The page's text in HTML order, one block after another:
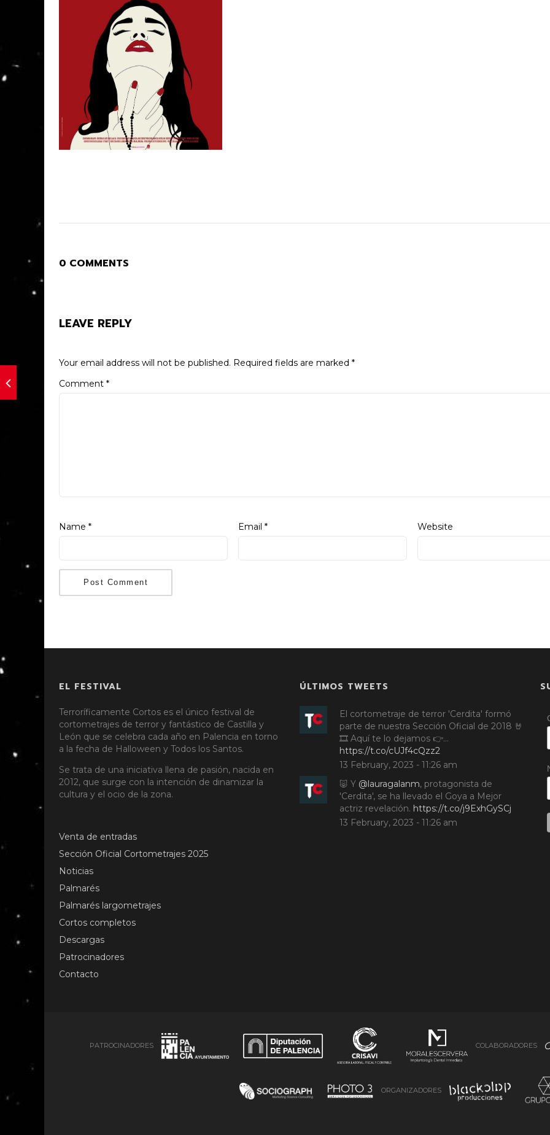
0 COMMENTS
LEAVE REPLY
Your email address will not be published. Required fields are marked *
Comment *
Name * Email* Website
EL FESTIVAL
Terroríficamente Cortos es el único festival de
cortometrajes de terror y fantástico de Castilla y
León que se celebra cada año en Palencia en torno
a la fecha de Halloween y Todos los Santos.
Se trata de una iniciativa llena de pasión, nacida en
2012, que surge con la intención de dinamizar la
cultura y el ocio de la zona.
Venta de entradas
Sección Oficial Cortometrajes 2025
Noticias
Palmarés
Palmarés largometrajes
Cortos completos
Descargas
Patrocinadores
Contacto
ÚLTIMOS TWEETS
El cortometraje de terror 'Cerdita' formó
parte de nuestra Sección Oficial de 2018 🤘
🎞️ Aquí te lo dejamos 👉…
https://t.co/cUJf4cQzz2
13 February, 2023 - 11:26 am
🐷 Y @lauragalanm, protagonista de
'Cerdita', se ha llevado el Goya a Mejor
actriz revelación. https://t.co/j9ExhGySCj
13 February, 2023 - 11:26 am
PATROCINADORES COLABORADORES
ORGANIZADORES